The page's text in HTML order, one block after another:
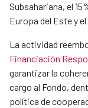
Subsahariana, el
Europa del Este y
La actividad
Financiación
garantizar la
cargo al Fondo,
política de